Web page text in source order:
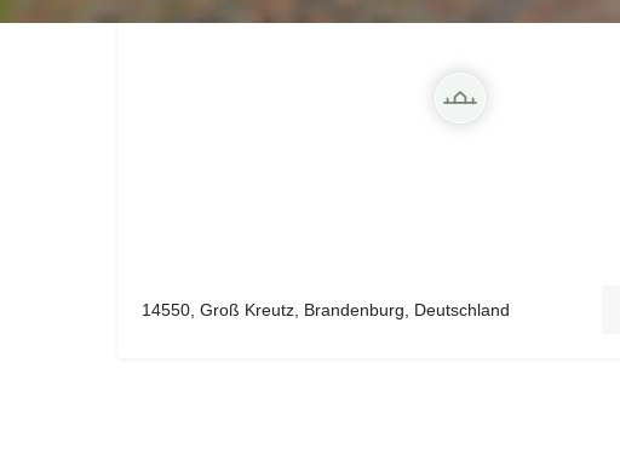
14550, Groß Kreutz, Brandenburg, Deutschland